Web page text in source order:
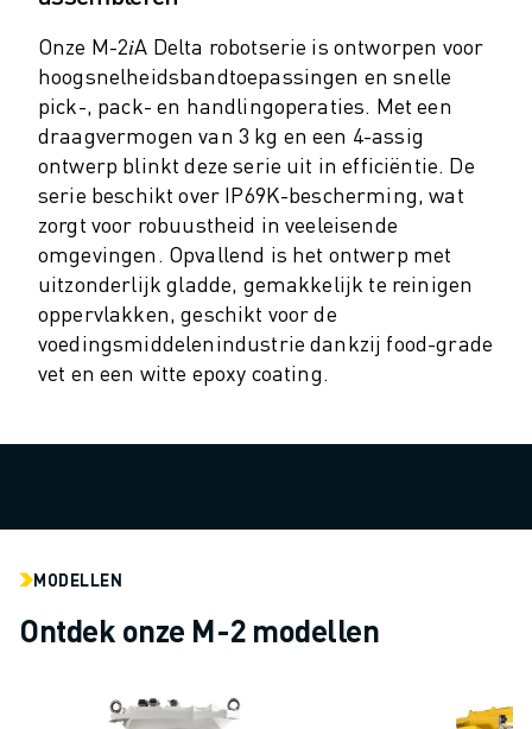
DRAADVONKMACHINES
ROBOCUT DRAADVONKMACHINES
ROBOCUT HARDWARE
ROBOCUT SOFTWARE
ROBOCUT PREVENTIEF ONDERHOUD
ROBOCUT DUURZAAMHEID
IIOT-OPLOSSINGEN
SMART FACTORY OPLOSSINGEN
SMART FACTORY OPLOSSINGEN VOOR EEN EFFICIËNTERE
PRODUCT REGISTRATIE » FANUC PORTAAL
CASE STUDIES
AUTOMOTIVE
ELEKTRONICA
FOOD & BEVERAGE
MEDISCH
OPSLAG & LOGISTIEK
Onze M-2𝑖A Delta robotserie is ontworpen voor
hoogsnelheidsbandtoepassingen en snelle
pick-, pack- en handlingoperaties. Met een
draagvermogen van 3 kg en een 4-assig
ontwerp blinkt deze serie uit in efficiëntie. De
serie beschikt over IP69K-bescherming, wat
zorgt voor robuustheid in veeleisende
omgevingen. Opvallend is het ontwerp met
uitzonderlijk gladde, gemakkelijk te reinigen
oppervlakken, geschikt voor de
voedingsmiddelenindustrie dankzij food-grade
vet en een witte epoxy coating.
MODELLEN
Ontdek onze M-2 modellen